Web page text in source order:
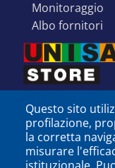
monitoraggio
albo fornitori
Questo sito
profilazione,
la corretta
misurare